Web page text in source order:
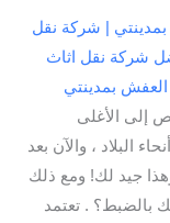
| شركة نقل
شركة نقل اثاث
بمدينتي
، من الأرخص إلى الأغلى
البلاد ، والآن بعد
جيد لك! ومع ذلك
بالضبط؟ . تعتمد